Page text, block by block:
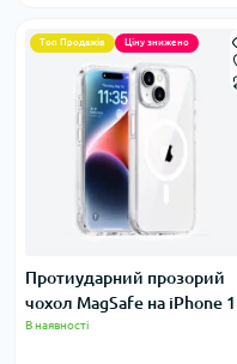
Топ Продажів Ціну знижено
Протиударний прозорий
чохол MagSafe на iPhone
В наявності